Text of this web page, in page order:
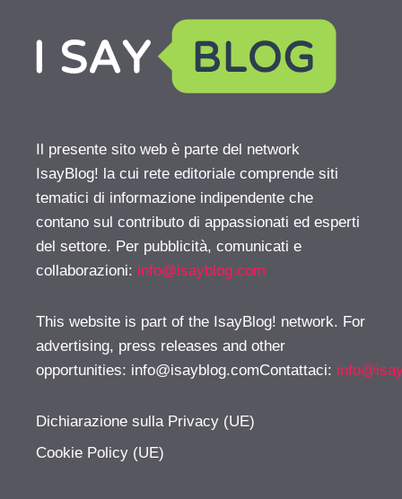
Il presente sito web è parte del network
IsayBlog! la cui rete editoriale comprende siti
tematici di informazione indipendente che
contano sul contributo di appassionati ed esperti
del settore. Per pubblicità, comunicati e
collaborazioni: info@isayblog.com
This website is part of the IsayBlog! network. For
advertising, press releases and other
opportunities: info@isayblog.comContattaci:
Dichiarazione sulla Privacy (UE)
Cookie Policy (UE)